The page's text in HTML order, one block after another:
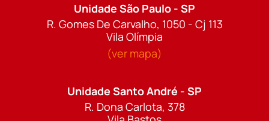
Unidade São Paulo - SP
R. Gomes De Carvalho, 1050 - Cj 113
Vila Olímpia
(ver mapa)
Unidade Santo André - SP
R. Dona Carlota, 378